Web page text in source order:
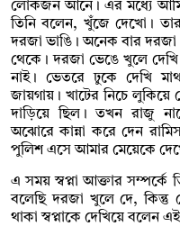
লোকজন আনে। এর মধ্যে আমি
তিনি বলেন, খুঁজে দেখো।
দরজা ভাঙি। অনেক বার
থেকে। দরজা ভেঙে খুলে
নাই। ভেতরে ঢুকে দেখি
জায়গায়। খাটের নিচে লুকিয়ে
দাড়িয়ে ছিল। তখন রাজু
অঝোরে কান্না করে দেন
পুলিশ এসে আমার মেয়েকে
এ সময় স্বপ্না আক্তার সম্পর্কে
বলেছি দরজা খুলে দে, কিন্তু
থাকা স্বপ্নাকে দেখিয়ে বলেন